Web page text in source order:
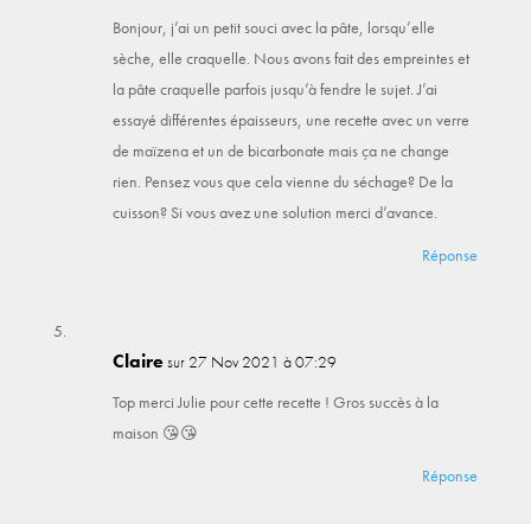
Bonjour, j’ai un petit souci avec la pâte, lorsqu’elle
sèche, elle craquelle. Nous avons fait des empreintes et
la pâte craquelle parfois jusqu’à fendre le sujet. J’ai
essayé différentes épaisseurs, une recette avec un verre
de maïzena et un de bicarbonate mais ça ne change
rien. Pensez vous que cela vienne du séchage? De la
cuisson? Si vous avez une solution merci d’avance.
Réponse
Clairesur 27 Nov 2021 à 07:29
Top merci Julie pour cette recette ! Gros succès à la
maison 😘😘
Réponse